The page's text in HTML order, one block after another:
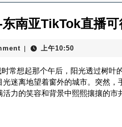
南亚TikTok直播可
上午10:50
常想起那个午后，阳光透过树叶
迷离地望着窗外的城市。突然，
力的笑容和背景中熙熙攘攘的市